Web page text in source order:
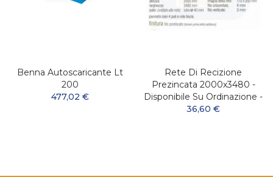
Benna Autoscaricante Lt
200
477,02 €
Rete Di Recizione
Prezincata 2000x3480 -
Disponibile Su Ordinazione -
36,60 €